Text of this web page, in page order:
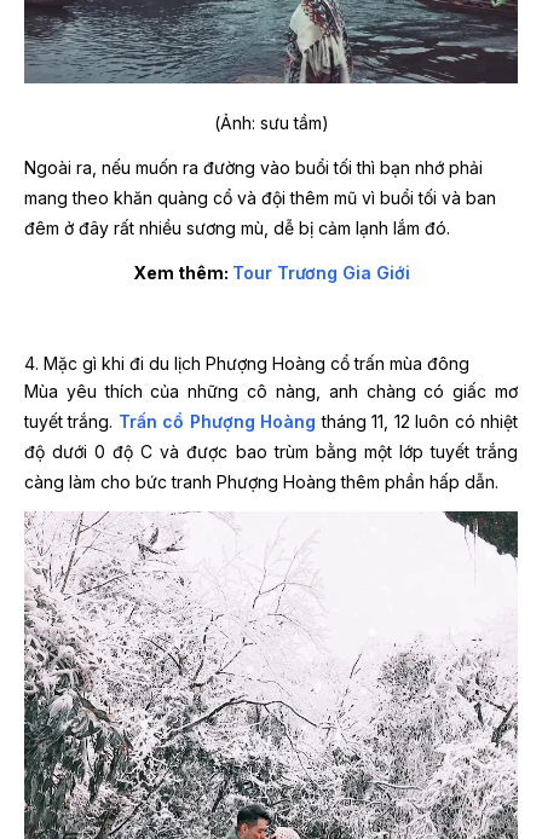
(Ảnh: sưu tầm)
Ngoài ra, nếu muốn ra đường vào buổi tối thì bạn nhớ phải
mang theo khăn quàng cổ và đội thêm mũ vì buổi tối và ban
đêm ở đây rất nhiều sương mù, dễ bị cảm lạnh lắm đó.
Xem thêm: Tour Trương Gia Giới
4. Mặc gì khi đi du lịch Phượng Hoàng cổ trấn mùa đông
Mùa yêu thích của những cô nàng, anh chàng có giấc mơ
tuyết trắng. Trấn cổ Phượng Hoàng tháng 11, 12 luôn có nhiệt
độ dưới 0 độ C và được bao trùm bằng một lớp tuyết trắng
càng làm cho bức tranh Phượng Hoàng thêm phần hấp dẫn.